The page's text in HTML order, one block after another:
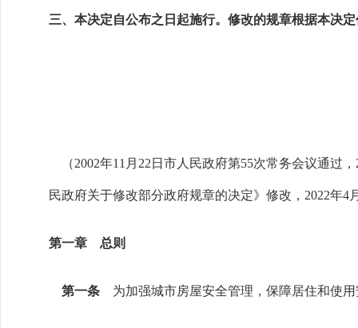
三、本决定自公布之日起施行。修改的规章根据本决
（2002年11月22日市人民政府第55次常务会议通过
民政府关于修改部分政府规章的决定》修改，2022年
第一章 总则
第一条 为加强城市房屋安全管理，保障居住和使